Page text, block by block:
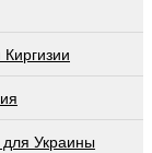
Украины